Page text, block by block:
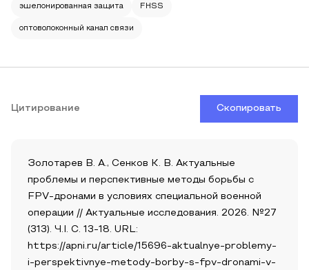
эшелонированная защита FHSS
оптоволоконный канал связи
Цитирование Скопировать
Золотарев В. А., Сенков К. В. Актуальные
проблемы и перспективные методы борьбы с
FPV-дронами в условиях специальной военной
операции // Актуальные исследования. 2026. №27
(313). Ч.I. С. 13-18. URL:
https://apni.ru/article/15696-aktualnye-problemy-
i-perspektivnye-metody-borby-s-fpv-dronami-v-